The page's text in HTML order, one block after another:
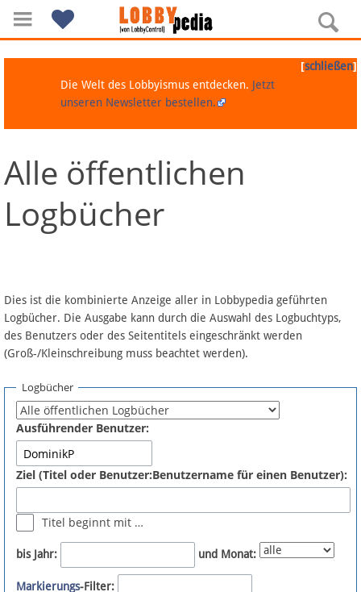
Navigation
Über Lobbypedia
Artikel nach Kategorien
FAQ
Fördermitglied werden
Fehler melden
Newsletter
Bluesky
[schließen]
Die Welt des Lobbyismus entdecken. Jetzt
unseren Newsletter bestellen.
Alle öffentlichen
Logbücher
Dies ist die kombinierte Anzeige aller in Lobbypedia geführten
Logbücher. Die Ausgabe kann durch die Auswahl des Logbuchtyps,
des Benutzers oder des Seitentitels eingeschränkt werden
(Groß-/Kleinschreibung muss beachtet werden).
Logbücher
Ausführender Benutzer:
Ziel (Titel oder Benutzer:Benutzername für einen Benutzer):
Titel beginnt mit …
bis Jahr: und Monat:
Markierungs-Filter: